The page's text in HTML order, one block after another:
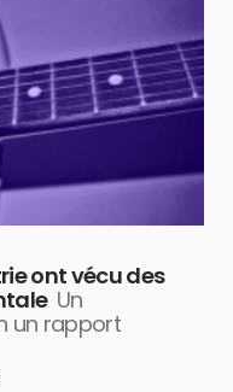
ont vécu des
Un
un rapport